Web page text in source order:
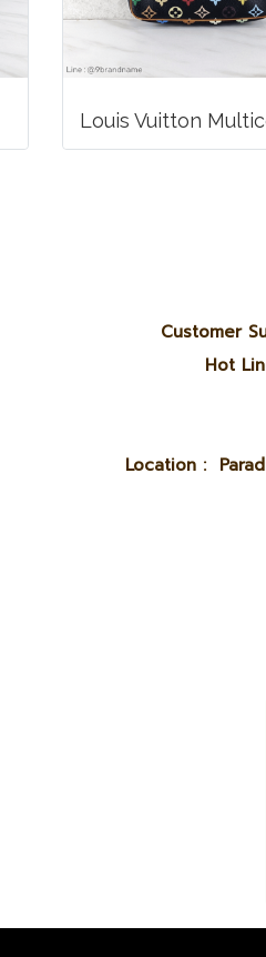
Customer
Hot
Location :